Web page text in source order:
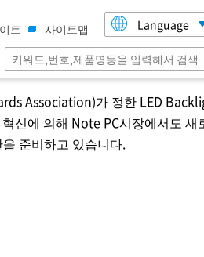
트 사이트맵 Language
Association)가 정한 LED
신에 의해 Note PC시장에서도
준비하고 있습니다.